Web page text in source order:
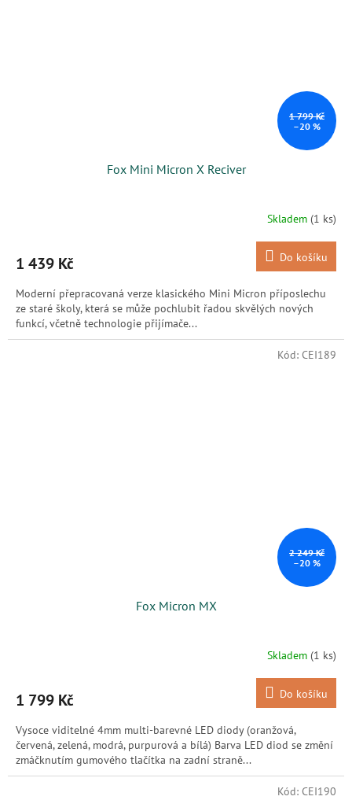
1 799 Kč
–20 %
Fox Mini Micron X Reciver
Skladem (1 ks)
1 439 Kč Do košíku
Moderní přepracovaná verze klasického Mini Micron příposlechu
ze staré školy, která se může pochlubit řadou skvělých nových
funkcí, včetně technologie přijímače...
2 249 Kč
–20 %
Fox Micron MX
Skladem (1 ks)
1 799 Kč Do košíku
Vysoce viditelné 4mm multi-barevné LED diody (oranžová,
červená, zelená, modrá, purpurová a bílá) Barva LED diod se změní
zmáčknutím gumového tlačítka na zadní straně...
Kód: CEI189
Kód: CEI190